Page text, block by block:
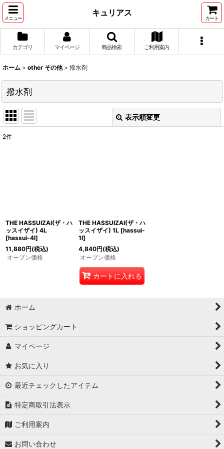
メニュー
キュリアス
カート
カテゴリ マイページ 商品検索 ご利用案内
ホーム > other その他 > 撥水剤
撥水剤
表示順変更
2件
THE HASSUIZAI(ザ・ハ
ッスイザイ) 4L
[hassui-4l]
11,880円(税込)
オープン価格
THE HASSUIZAI(ザ・ハ
ッスイザイ) 1L [hassui-
1l]
4,840円(税込)
オープン価格
カートに入れる
ホーム
ショッピングカート
マイページ
お気に入り
最近チェックしたアイテム
特定商取引法表示
ご利用案内
お問い合わせ